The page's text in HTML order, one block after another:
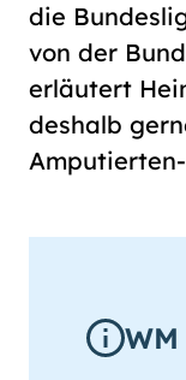
die
von der
erläutert
deshalb